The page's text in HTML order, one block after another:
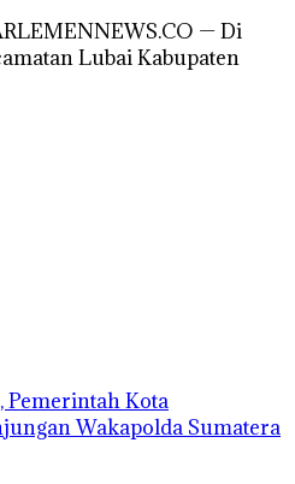
— Di
Lubai Kabupaten
Pemerintah Kota
Wakapolda Sumatera